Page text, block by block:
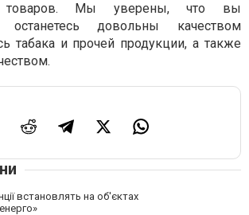
товаров. Мы уверены, что вы
останетесь довольны качеством
табака и прочей продукции, а также
встановлять на об'єктах